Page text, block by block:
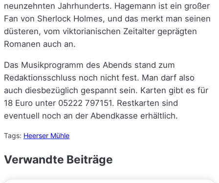
neunzehnten Jahrhunderts. Hagemann ist ein großer
Fan von Sherlock Holmes, und das merkt man seinen
düsteren, vom viktorianischen Zeitalter geprägten
Romanen auch an.
Das Musikprogramm des Abends stand zum
Redaktionsschluss noch nicht fest. Man darf also
auch diesbezüglich gespannt sein. Karten gibt es für
18 Euro unter 05222 797151. Restkarten sind
eventuell noch an der Abendkasse erhältlich.
Tags: Heerser Mühle
Verwandte Beiträge